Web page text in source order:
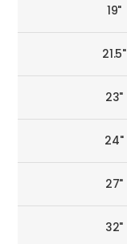
19"
21.5"
23"
24"
27"
32"